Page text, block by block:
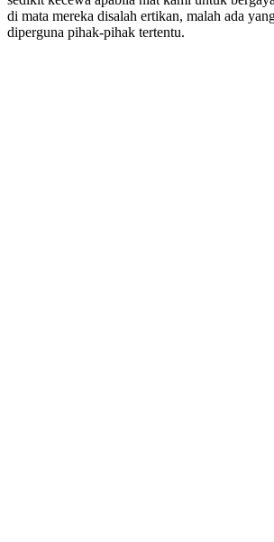
di mata mereka disalah ertikan, malah ada
diperguna pihak-pihak tertentu.